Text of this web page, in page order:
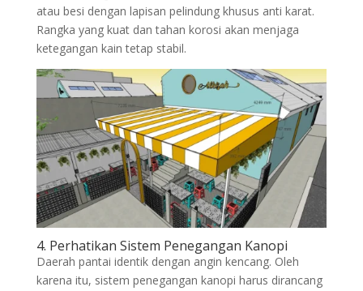
atau besi dengan lapisan pelindung khusus anti karat.
Rangka yang kuat dan tahan korosi akan menjaga
ketegangan kain tetap stabil.
4. Perhatikan Sistem Penegangan Kanopi
Daerah pantai identik dengan angin kencang. Oleh
karena itu, sistem penegangan kanopi harus dirancang